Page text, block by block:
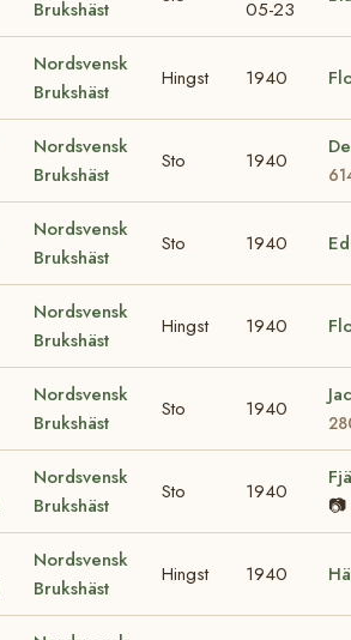
Brukshäst
05-23
Nordsvensk
Brukshäst
Hingst 1940
Nordsvensk
Brukshäst
Sto 1940
Nordsvensk
Brukshäst
Sto 1940
Nordsvensk
Brukshäst
Hingst 1940
Nordsvensk
Brukshäst
Sto 1940
Nordsvensk
Brukshäst
Sto 1940
📷
Nordsvensk
Brukshäst
Hingst 1940